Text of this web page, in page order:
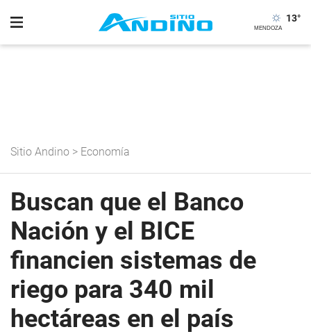
13°
Sitio Andino > Economía
Buscan que el Banco
Nación y el BICE
financien sistemas de
riego para 340 mil
hectáreas en el país